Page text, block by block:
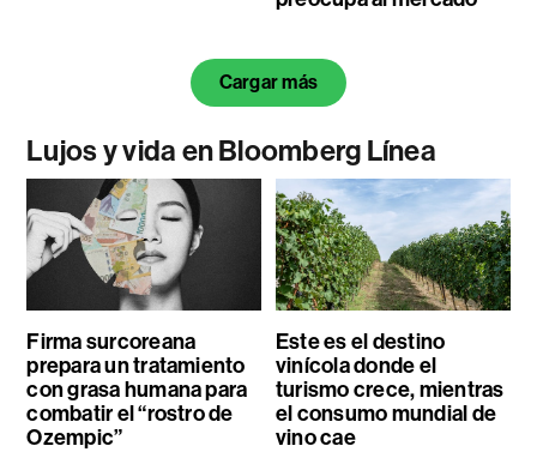
Cargar más
Lujos y vida en Bloomberg Línea
Firma surcoreana
prepara un tratamiento
con grasa humana para
combatir el “rostro de
Ozempic”
Este es el destino
vinícola donde el
turismo crece, mientras
el consumo mundial de
vino cae